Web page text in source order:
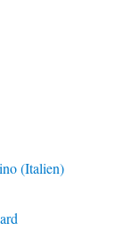
(Italien)